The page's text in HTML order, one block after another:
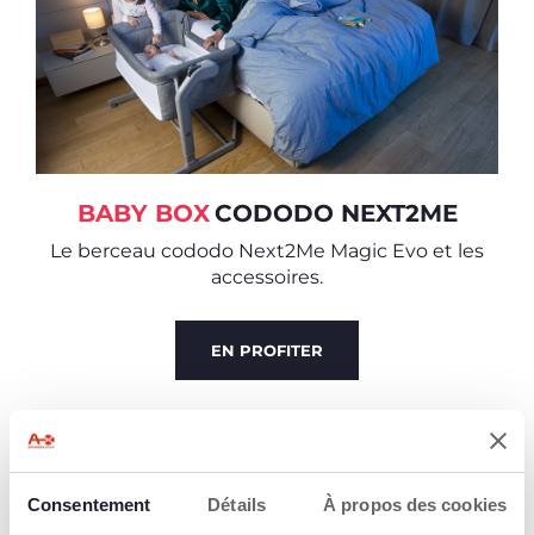
Consentement Détails À propos des cookies
BABY BOXCODODO NEXT2ME
Le berceau cododo Next2Me Magic Evo et les
accessoires.
EN PROFITER